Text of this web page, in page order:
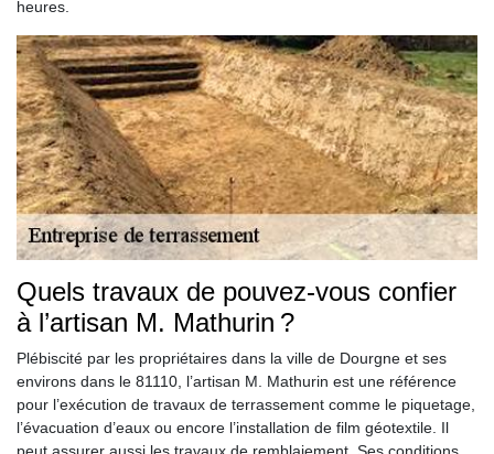
heures.
Quels travaux de pouvez-vous confier
à l’artisan M. Mathurin ?
Plébiscité par les propriétaires dans la ville de Dourgne et ses
environs dans le 81110, l’artisan M. Mathurin est une référence
pour l’exécution de travaux de terrassement comme le piquetage,
l’évacuation d’eaux ou encore l’installation de film géotextile. Il